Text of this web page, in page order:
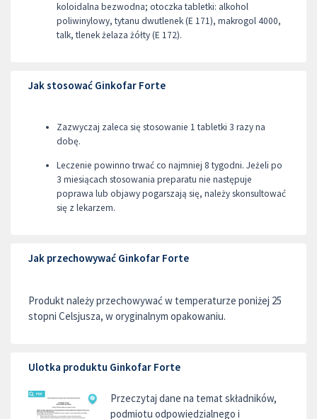
koloidalna bezwodna; otoczka tabletki: alkohol
poliwinylowy, tytanu dwutlenek (E 171), makrogol 4000,
talk, tlenek żelaza żółty (E 172).
Jak stosować Ginkofar Forte
Zazwyczaj zaleca się stosowanie 1 tabletki 3 razy na
dobę.
Leczenie powinno trwać co najmniej 8 tygodni. Jeżeli po
3 miesiącach stosowania preparatu nie następuje
poprawa lub objawy pogarszają się, należy skonsultować
się z lekarzem.
Jak przechowywać Ginkofar Forte
Produkt należy przechowywać w temperaturze poniżej 25
stopni Celsjusza, w oryginalnym opakowaniu.
Ulotka produktu Ginkofar Forte
Przeczytaj dane na temat składników,
podmiotu odpowiedzialnego i